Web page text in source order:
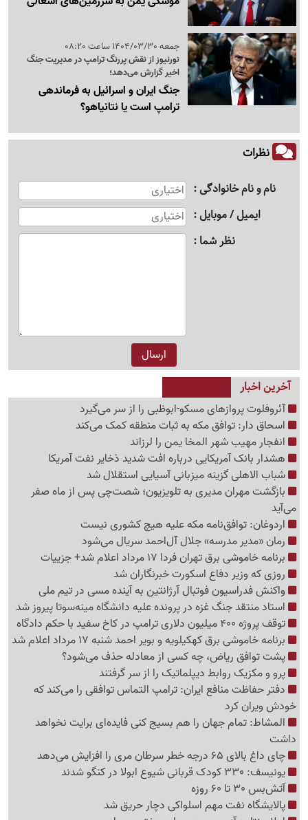
جمعه 1404/03/30 ساعت 08:20
نورنیوز از نقش پررنگ ترامپ در مدیریت جنگ
اخیر گزارش می‌دهد؛
جنگ ایران و اسرائیل به فرماندهی
ترامپ است یا نتانیاهو؟
نظرات
نام و نام خانوادگی
ایمیل / موبایل
نظر شما
آخرین اخبار
آئروفلوت پروازهای مسکو-ابوظبی را از سر می‌گیرد
اسحاق دار: توافق مکه به ثبات منطقه کمک می‌کند
انفجار مهیب شهر المخا یمن را لرزاند
هشدار بانک آمریکایی درباره افت شدید ذخایر نفت آمریکا
شباب الاهلی گزینه میزبانی آسیایی استقلال شد
بازگشت مهران مدیری به تلویزیون؛ شصت‌چی پس از ماه صفر
می‌آید
اردوغان: توافق‌نامه مکه علیه هیچ کشوری نیست
رمان «مدیر مدرسه» جلال آل‌احمد سریال می‌شود
برنامه خاموشی برق تهران فردا 17 مرداد اعلام شد+ جزییات
روزی که وزیر دفاع اسکورت خبرنگاران شد
واکنش فدراسیون فوتبال آرژانتین به آینده مسی در تیم ملی
استاد منتقد جنگ غزه در پرونده علیه دانشگاه مینه‌سوتا پیروز شد
توقف پروژه 400 میلیون دلاری ترامپ در کاخ سفید با حکم دادگاه
برنامه خاموشی برق کهکیلویه و بویر احمد شنبه 17 مرداد اعلام شد
پشت توافق ریاض، چه کسی از معادله حذف می‌شود؟
پرو و مکزیک روابط دیپلماتیک را از سر گرفتند
دفتر حفاظت منافع ایران: ترامپ التماس توافقی را می‌کند که
خودش ویران کرد
المشاط: تمام جهان را هم بسیج کنی فایده‌ای برایت نخواهد
داشت
چای داغ بالای 65 درجه خطر سرطان مری را افزایش می‌دهد
یونیسف: 330 کودک قربانی شیوع ابولا در کنگو شدند
آتش‌بس 30 تا 60 روزه
پالایشگاه نفت مهم اسلواکی دچار حریق شد